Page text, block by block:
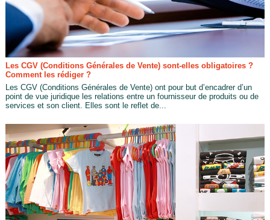
Les CGV (Conditions Générales de Vente) sont-elles obligatoires ?
Comment les rédiger ?
Les CGV (Conditions Générales de Vente) ont pour but d’encadrer d’un
point de vue juridique les relations entre un fournisseur de produits ou de
services et son client. Elles sont le reflet de...